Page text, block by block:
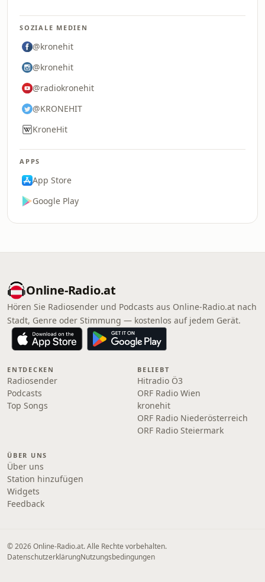
SOZIALE MEDIEN
@kronehit
@kronehit
@radiokronehit
@KRONEHIT
KroneHit
APPS
App Store
Google Play
Online‑Radio.at
Hören Sie Radiosender und Podcasts aus Online‑Radio.at nach
Stadt, Genre oder Stimmung — kostenlos auf jedem Gerät.
ENTDECKEN
Radiosender
Podcasts
Top Songs
BELIEBT
Hitradio Ö3
ORF Radio Wien
kronehit
ORF Radio Niederösterreich
ORF Radio Steiermark
ÜBER UNS
Über uns
Station hinzufügen
Widgets
Feedback
© 2026 Online‑Radio.at. Alle Rechte vorbehalten.
DatenschutzerklärungNutzungsbedingungen